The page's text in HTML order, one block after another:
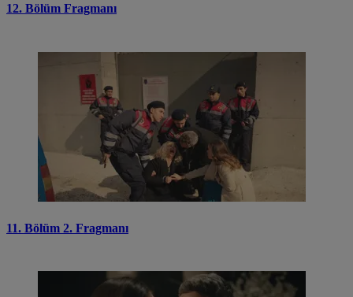
12. Bölüm Fragmanı
11. Bölüm 2. Fragmanı